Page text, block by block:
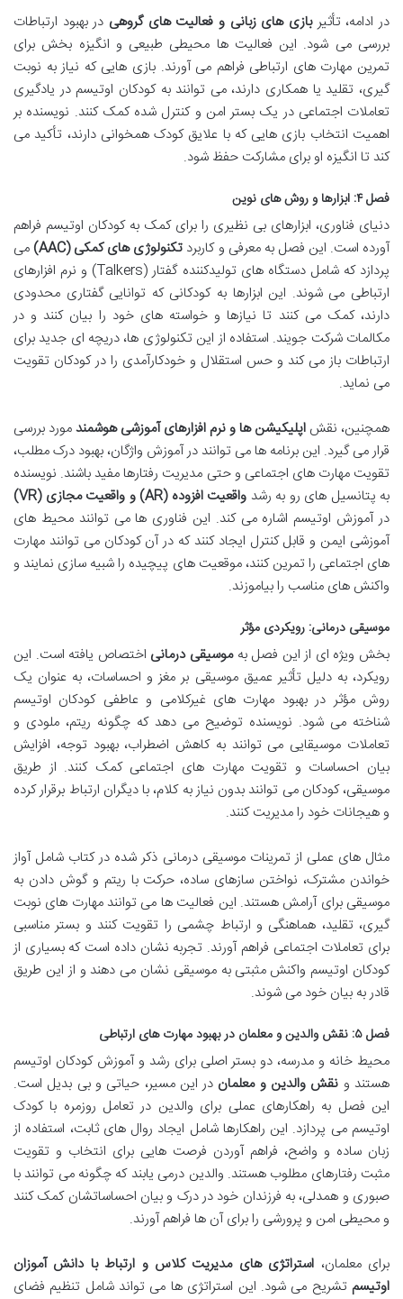
در ادامه، تأثیربازی های زبانی و فعالیت های گروهی در بهبود ارتباطات
بررسی می شود. این فعالیت ها محیطی طبیعی و انگیزه بخش برای
تمرین مهارت های ارتباطی فراهم می آورند. بازی هایی که نیاز به نوبت
گیری، تقلید یا همکاری دارند، می توانند به کودکان اوتیسم در یادگیری
تعاملات اجتماعی در یک بستر امن و کنترل شده کمک کنند. نویسنده بر
اهمیت انتخاب بازی هایی که با علایق کودک همخوانی دارند، تأکید می
کند تا انگیزه او برای مشارکت حفظ شود.
فصل ۴: ابزارها و روش های نوین
دنیای فناوری، ابزارهای بی نظیری را برای کمک به کودکان اوتیسم فراهم
آورده است. این فصل به معرفی و کاربرد تکنولوژی های کمکی (AAC)
می
پردازد که شامل دستگاه های تولیدکننده گفتار (Talkers) و نرم افزارهای
ارتباطی می شوند. این ابزارها به کودکانی که توانایی گفتاری محدودی
دارند، کمک می کنند تا نیازها و خواسته های خود را بیان کنند و در
مکالمات شرکت جویند. استفاده از این تکنولوژی ها، دریچه ای جدید برای
ارتباطات باز می کند و حس استقلال و خودکارآمدی را در کودکان تقویت
می نماید.
همچنین، نقش اپلیکیشن ها و نرم افزارهای آموزشی هوشمندمورد بررسی
قرار می گیرد. این برنامه ها می توانند در آموزش واژگان، بهبود درک مطلب،
تقویت مهارت های اجتماعی و حتی مدیریت رفتارها مفید باشند. نویسنده
به پتانسیل های رو به رشد واقعیت افزوده (AR) و واقعیت مجازی (VR)
در آموزش اوتیسم اشاره می کند. این فناوری ها می توانند محیط های
آموزشی ایمن و قابل کنترل ایجاد کنند که در آن کودکان می توانند مهارت
های اجتماعی را تمرین کنند، موقعیت های پیچیده را شبیه سازی نمایند و
واکنش های مناسب را بیاموزند.
موسیقی درمانی: رویکردی مؤثر
بخش ویژه ای از این فصل بهموسیقی درمانی اختصاص یافته است. این
رویکرد، به دلیل تأثیر عمیق موسیقی بر مغز و احساسات، به عنوان یک
روش مؤثر در بهبود مهارت های غیرکلامی و عاطفی کودکان اوتیسم
شناخته می شود. نویسنده توضیح می دهد که چگونه ریتم، ملودی و
تعاملات موسیقایی می توانند به کاهش اضطراب، بهبود توجه، افزایش
بیان احساسات و تقویت مهارت های اجتماعی کمک کنند. از طریق
موسیقی، کودکان می توانند بدون نیاز به کلام، با دیگران ارتباط برقرار کرده
و هیجانات خود را مدیریت کنند.
مثال های عملی از تمرینات موسیقی درمانی ذکر شده در کتاب شامل آواز
خواندن مشترک، نواختن سازهای ساده، حرکت با ریتم و گوش دادن به
موسیقی برای آرامش هستند. این فعالیت ها می توانند مهارت های نوبت
گیری، تقلید، هماهنگی و ارتباط چشمی را تقویت کنند و بستر مناسبی
برای تعاملات اجتماعی فراهم آورند. تجربه نشان داده است که بسیاری از
کودکان اوتیسم واکنش مثبتی به موسیقی نشان می دهند و از این طریق
قادر به بیان خود می شوند.
فصل ۵: نقش والدین و معلمان در بهبود مهارت های ارتباطی
محیط خانه و مدرسه، دو بستر اصلی برای رشد و آموزش کودکان اوتیسم
هستند و نقش والدین و معلمان در این مسیر، حیاتی و بی بدیل است.
این فصل به راهکارهای عملی برای والدین در تعامل روزمره با کودک
اوتیسم می پردازد. این راهکارها شامل ایجاد روال های ثابت، استفاده از
زبان ساده و واضح، فراهم آوردن فرصت هایی برای انتخاب و تقویت
مثبت رفتارهای مطلوب هستند. والدین درمی یابند که چگونه می توانند با
صبوری و همدلی، به فرزندان خود در درک و بیان احساساتشان کمک کنند
و محیطی امن و پرورشی را برای آن ها فراهم آورند.
برای معلمان، استراتژی های مدیریت کلاس و ارتباط با دانش آموزان
اوتیسم تشریح می شود. این استراتژی ها می تواند شامل تنظیم فضای